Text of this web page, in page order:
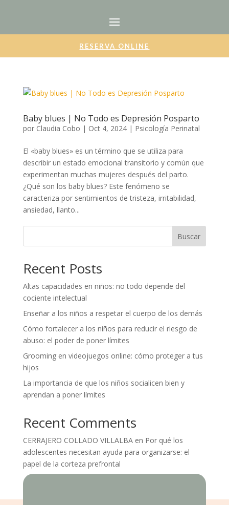
RESERVA ONLINE
Baby blues | No Todo es Depresión Posparto
por Claudia Cobo | Oct 4, 2024| Psicología Perinatal
El «baby blues» es un término que se utiliza para
describir un estado emocional transitorio y común que
experimentan muchas mujeres después del parto.
¿Qué son los baby blues? Este fenómeno se
caracteriza por sentimientos de tristeza, irritabilidad,
ansiedad, llanto...
Buscar
Recent Posts
Altas capacidades en niños: no todo depende del
cociente intelectual
Enseñar a los niños a respetar el cuerpo de los demás
Cómo fortalecer a los niños para reducir el riesgo de
abuso: el poder de poner límites
Grooming en videojuegos online: cómo proteger a tus
hijos
La importancia de que los niños socialicen bien y
aprendan a poner límites
Recent Comments
CERRAJERO COLLADO VILLALBAen Por qué los
adolescentes necesitan ayuda para organizarse: el
papel de la corteza prefrontal